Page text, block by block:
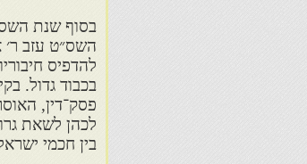
בסוף שנת
השס״ט עזב ר׳
להדפיס
בכבוד גדול.
פסק־דין,
לכהן לשאת
בין חכמי